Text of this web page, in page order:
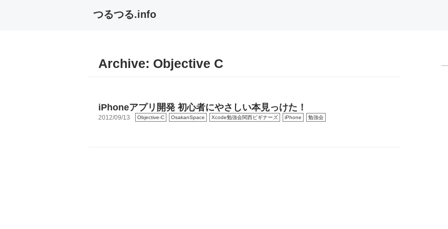
つるつる.info
Archive: Objective C
iPhoneアプリ開発 初心者にやさしい本見っけた！
2012/09/13 Objective-C OsakanSpace Xcode勉強会関西ビギナーズ iPhone 勉強会